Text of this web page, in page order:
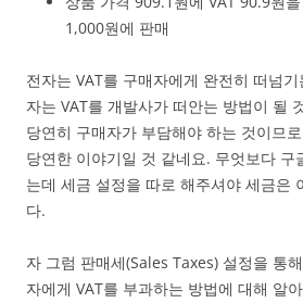
1,000원에 판매
전자는 VAT를 구매자에게 완전히 떠넘
자는 VAT를 개발사가 떠안는 방법이 될
당연히 구매자가 부담해야 하는 것이므
당연한 이야기일 것 같네요. 무엇보다 구
는데 세금 설정을 따로 해주셔야 세금은
다.
자 그럼 판매세(Sales Taxes) 설정을 통
자에게 VAT를 부과하는 방법에 대해 알